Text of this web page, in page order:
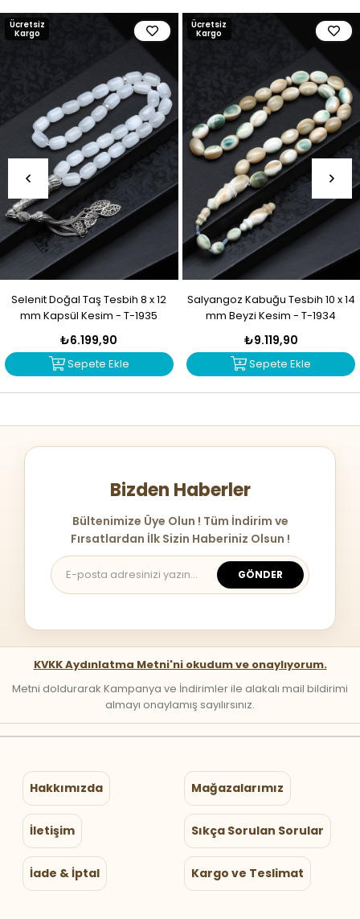
Selenit Doğal Taş Tesbih 8 x 12
mm Kapsül Kesim - T-1935
₺6.199,90
Sepete Ekle
Ücretsiz
Kargo
Salyangoz Kabuğu Tesbih 10 x 14
mm Beyzi Kesim - T-1934
₺9.119,90
Sepete Ekle
Ücretsiz
Kargo
Bizden Haberler
Bültenimize Üye Olun ! Tüm İndirim ve
Fırsatlardan İlk Sizin Haberiniz Olsun !
GÖNDER
KVKK Aydınlatma Metni'ni okudum ve onaylıyorum.
Metni doldurarak Kampanya ve İndirimler ile alakalı mail bildirimi
almayı onaylamış sayılırsınız.
Hakkımızda Mağazalarımız
İletişim Sıkça Sorulan Sorular
İade & İptal Kargo ve Teslimat